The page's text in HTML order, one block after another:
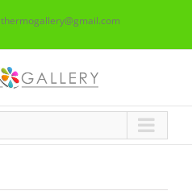
thermogallery@gmail.com